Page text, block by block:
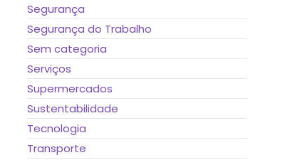
Segurança
Segurança do Trabalho
Sem categoria
Serviços
Supermercados
Sustentabilidade
Tecnologia
Transporte